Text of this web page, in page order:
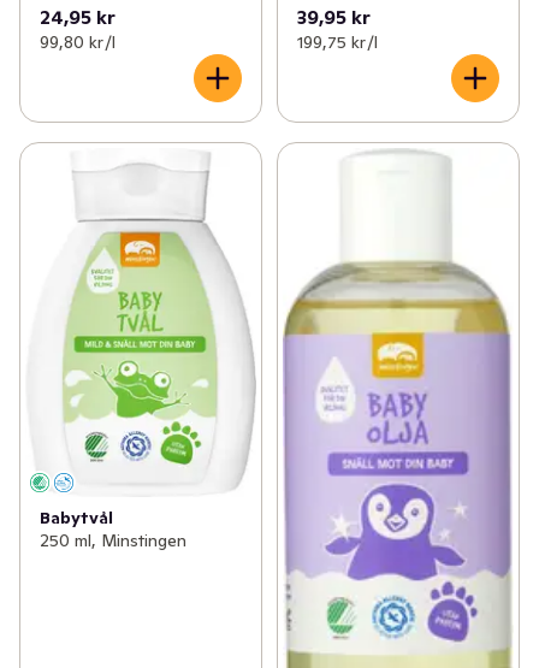
24,95 kr
99,80 kr /l
39,95 kr
199,75 kr /l
Babytvål
250 ml, Minstingen